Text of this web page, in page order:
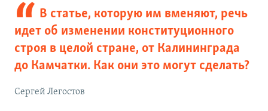
В статье, которую им вменяют, речь
идет об изменении конституционного
строя в целой стране, от Калининграда
до Камчатки. Как они это могут сделать?
Сергей Легостов